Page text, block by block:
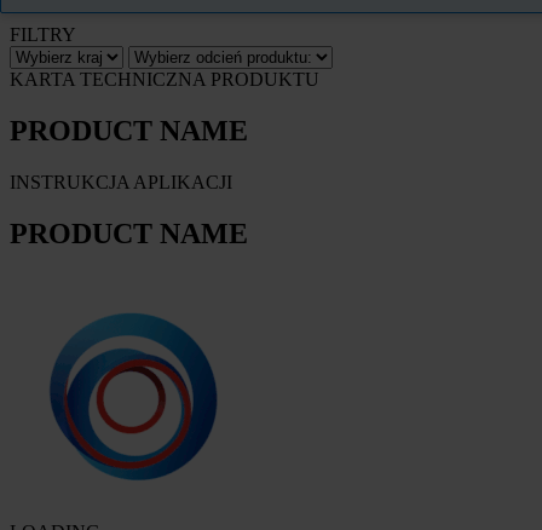
FILTRY
KARTA TECHNICZNA PRODUKTU
PRODUCT NAME
INSTRUKCJA APLIKACJI
PRODUCT NAME